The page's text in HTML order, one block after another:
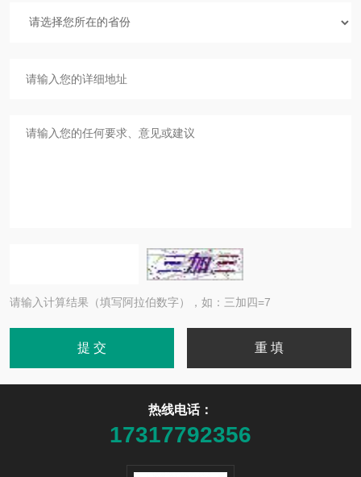
请输入计算结果（填写阿拉伯数字），如：三加四=7
热线电话：
17317792356